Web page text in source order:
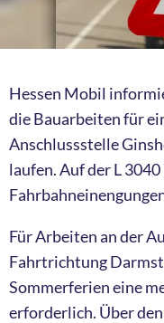
Hessen Mobil
die Bauarbeiten für
Anschlussstelle
laufen. Auf der L
Für Arbeiten an der
Fahrtrichtung
Sommerferien eine
erforderlich. Über